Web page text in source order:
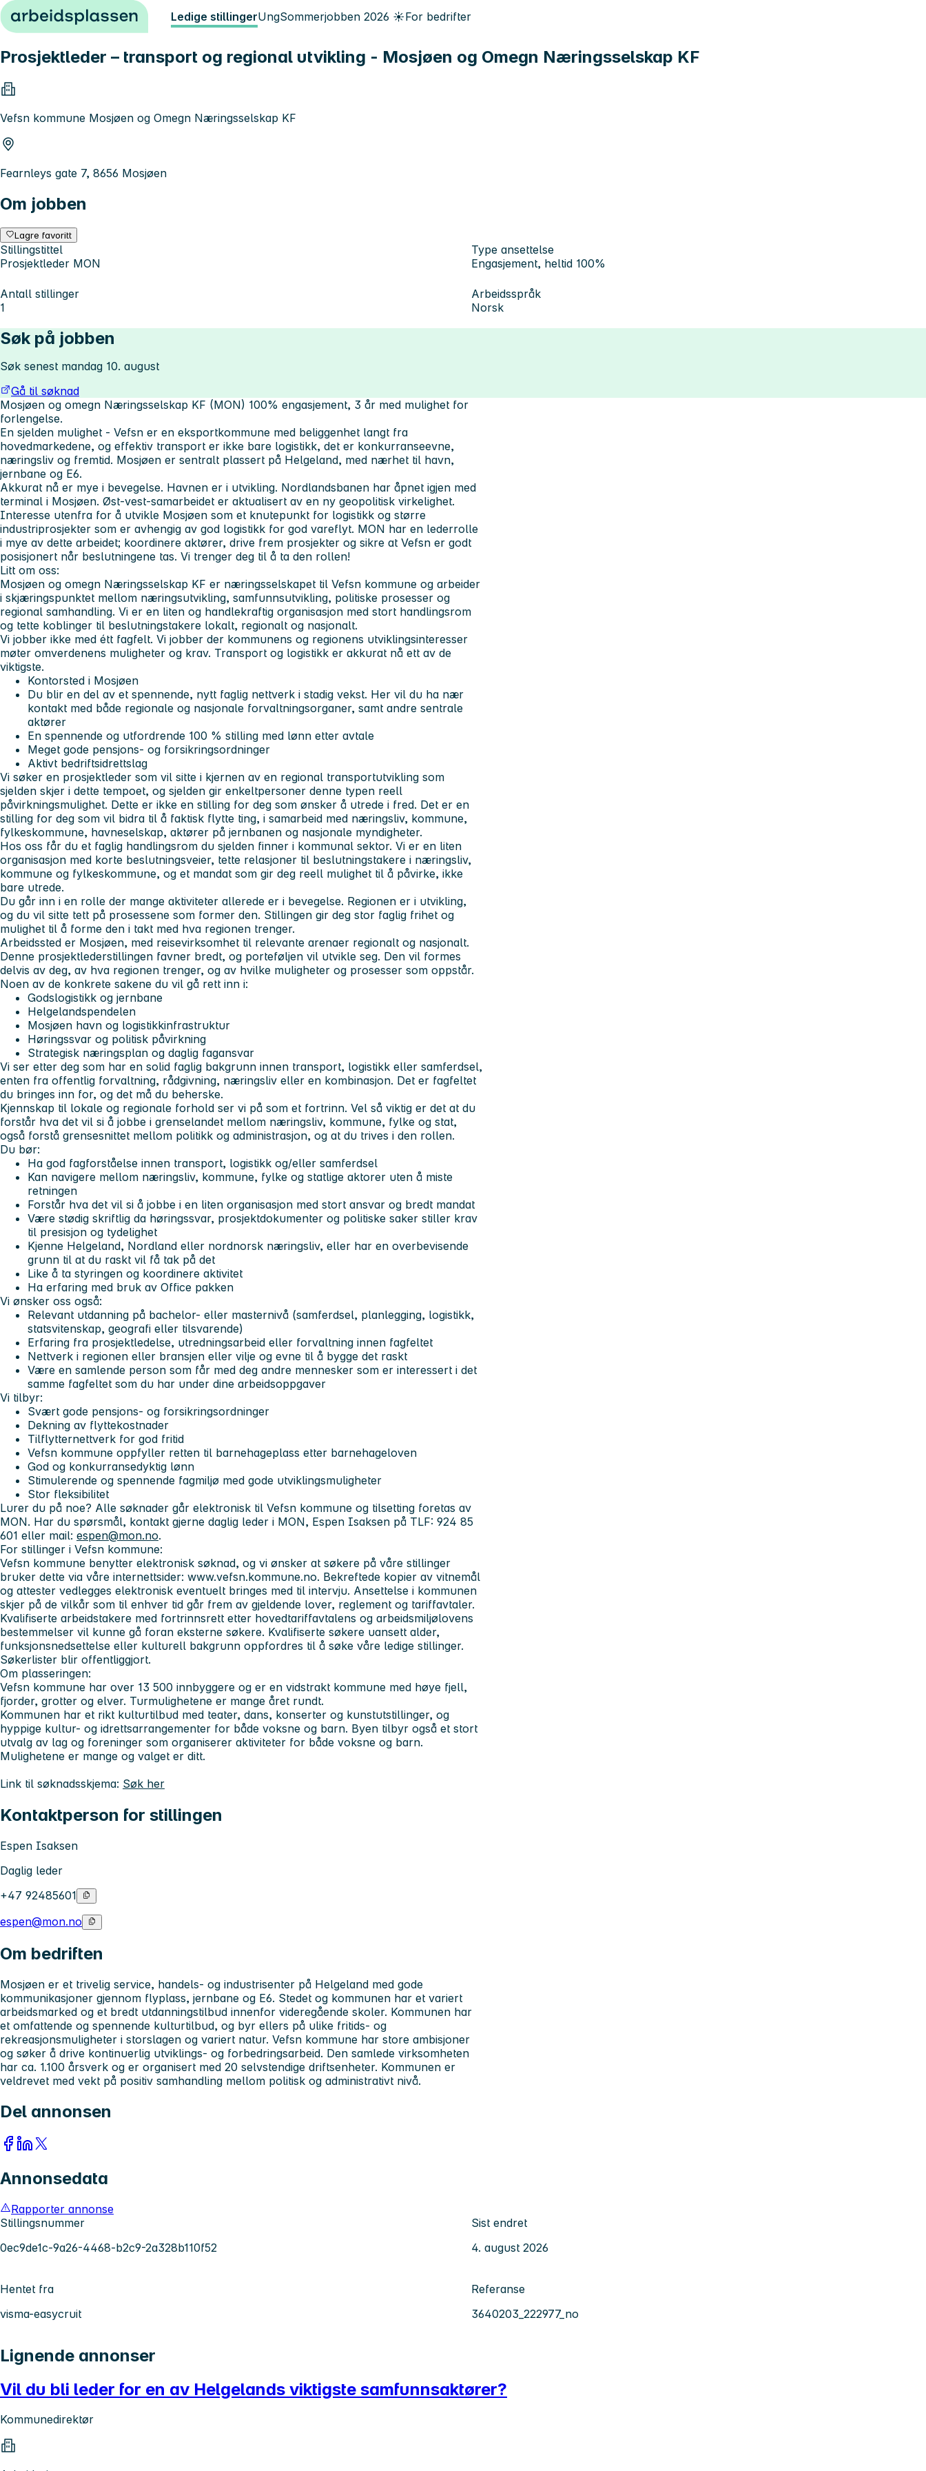
Hopp til innhold Ledige stillingerUngSommerjobben 2026 ☀️For bedrifter
Prosjektleder – transport og regional utvikling - Mosjøen og Omegn Næringsselskap KF
Vefsn kommune Mosjøen og Omegn Næringsselskap KF
Fearnleys gate 7, 8656 Mosjøen
Om jobben
Lagre favoritt
Stillingstittel
Prosjektleder MON
Type ansettelse
Engasjement, heltid 100%
Antall stillinger
1
Arbeidsspråk
Norsk
Søk på jobben
Søk senest mandag 10. august
Gå til søknad
Mosjøen og omegn Næringsselskap KF (MON) 100% engasjement, 3 år med mulighet for
forlengelse.
En sjelden mulighet - Vefsn er en eksportkommune med beliggenhet langt fra
hovedmarkedene, og effektiv transport er ikke bare logistikk, det er konkurranseevne,
næringsliv og fremtid. Mosjøen er sentralt plassert på Helgeland, med nærhet til havn,
jernbane og E6.
Akkurat nå er mye i bevegelse. Havnen er i utvikling. Nordlandsbanen har åpnet igjen med
terminal i Mosjøen. Øst-vest-samarbeidet er aktualisert av en ny geopolitisk virkelighet.
Interesse utenfra for å utvikle Mosjøen som et knutepunkt for logistikk og større
industriprosjekter som er avhengig av god logistikk for god vareflyt. MON har en lederrolle
i mye av dette arbeidet; koordinere aktører, drive frem prosjekter og sikre at Vefsn er godt
posisjonert når beslutningene tas. Vi trenger deg til å ta den rollen!
Litt om oss:
Mosjøen og omegn Næringsselskap KF er næringsselskapet til Vefsn kommune og arbeider
i skjæringspunktet mellom næringsutvikling, samfunnsutvikling, politiske prosesser og
regional samhandling. Vi er en liten og handlekraftig organisasjon med stort handlingsrom
og tette koblinger til beslutningstakere lokalt, regionalt og nasjonalt.
Vi jobber ikke med étt fagfelt. Vi jobber der kommunens og regionens utviklingsinteresser
møter omverdenens muligheter og krav. Transport og logistikk er akkurat nå ett av de
viktigste.
Kontorsted i Mosjøen
Du blir en del av et spennende, nytt faglig nettverk i stadig vekst. Her vil du ha nær
kontakt med både regionale og nasjonale forvaltningsorganer, samt andre sentrale
aktører
En spennende og utfordrende 100 % stilling med lønn etter avtale
Meget gode pensjons- og forsikringsordninger
Aktivt bedriftsidrettslag
Vi søker en prosjektleder som vil sitte i kjernen av en regional transportutvikling som
sjelden skjer i dette tempoet, og sjelden gir enkeltpersoner denne typen reell
påvirkningsmulighet. Dette er ikke en stilling for deg som ønsker å utrede i fred. Det er en
stilling for deg som vil bidra til å faktisk flytte ting, i samarbeid med næringsliv, kommune,
fylkeskommune, havneselskap, aktører på jernbanen og nasjonale myndigheter.
Hos oss får du et faglig handlingsrom du sjelden finner i kommunal sektor. Vi er en liten
organisasjon med korte beslutningsveier, tette relasjoner til beslutningstakere i næringsliv,
kommune og fylkeskommune, og et mandat som gir deg reell mulighet til å påvirke, ikke
bare utrede.
Du går inn i en rolle der mange aktiviteter allerede er i bevegelse. Regionen er i utvikling,
og du vil sitte tett på prosessene som former den. Stillingen gir deg stor faglig frihet og
mulighet til å forme den i takt med hva regionen trenger.
Arbeidssted er Mosjøen, med reisevirksomhet til relevante arenaer regionalt og nasjonalt.
Denne prosjektlederstillingen favner bredt, og porteføljen vil utvikle seg. Den vil formes
delvis av deg, av hva regionen trenger, og av hvilke muligheter og prosesser som oppstår.
Noen av de konkrete sakene du vil gå rett inn i:
Godslogistikk og jernbane
Helgelandspendelen
Mosjøen havn og logistikkinfrastruktur
Høringssvar og politisk påvirkning
Strategisk næringsplan og daglig fagansvar
Vi ser etter deg som har en solid faglig bakgrunn innen transport, logistikk eller samferdsel,
enten fra offentlig forvaltning, rådgivning, næringsliv eller en kombinasjon. Det er fagfeltet
du bringes inn for, og det må du beherske.
Kjennskap til lokale og regionale forhold ser vi på som et fortrinn. Vel så viktig er det at du
forstår hva det vil si å jobbe i grenselandet mellom næringsliv, kommune, fylke og stat,
også forstå grensesnittet mellom politikk og administrasjon, og at du trives i den rollen.
Du bør:
Ha god fagforståelse innen transport, logistikk og/eller samferdsel
Kan navigere mellom næringsliv, kommune, fylke og statlige aktorer uten å miste
retningen
Forstår hva det vil si å jobbe i en liten organisasjon med stort ansvar og bredt mandat
Være stødig skriftlig da høringssvar, prosjektdokumenter og politiske saker stiller krav
til presisjon og tydelighet
Kjenne Helgeland, Nordland eller nordnorsk næringsliv, eller har en overbevisende
grunn til at du raskt vil få tak på det
Like å ta styringen og koordinere aktivitet
Ha erfaring med bruk av Office pakken
Vi ønsker oss også:
Relevant utdanning på bachelor- eller masternivå (samferdsel, planlegging, logistikk,
statsvitenskap, geografi eller tilsvarende)
Erfaring fra prosjektledelse, utredningsarbeid eller forvaltning innen fagfeltet
Nettverk i regionen eller bransjen eller vilje og evne til å bygge det raskt
Være en samlende person som får med deg andre mennesker som er interessert i det
samme fagfeltet som du har under dine arbeidsoppgaver
Vi tilbyr:
Svært gode pensjons- og forsikringsordninger
Dekning av flyttekostnader
Tilflytternettverk for god fritid
Vefsn kommune oppfyller retten til barnehageplass etter barnehageloven
God og konkurransedyktig lønn
Stimulerende og spennende fagmiljø med gode utviklingsmuligheter
Stor fleksibilitet
Lurer du på noe? Alle søknader går elektronisk til Vefsn kommune og tilsetting foretas av
MON. Har du spørsmål, kontakt gjerne daglig leder i MON, Espen Isaksen på TLF: 924 85
601 eller mail: espen@mon.no.
For stillinger i Vefsn kommune:
Vefsn kommune benytter elektronisk søknad, og vi ønsker at søkere på våre stillinger
bruker dette via våre internettsider: www.vefsn.kommune.no. Bekreftede kopier av vitnemål
og attester vedlegges elektronisk eventuelt bringes med til intervju. Ansettelse i kommunen
skjer på de vilkår som til enhver tid går frem av gjeldende lover, reglement og tariffavtaler.
Kvalifiserte arbeidstakere med fortrinnsrett etter hovedtariffavtalens og arbeidsmiljølovens
bestemmelser vil kunne gå foran eksterne søkere. Kvalifiserte søkere uansett alder,
funksjonsnedsettelse eller kulturell bakgrunn oppfordres til å søke våre ledige stillinger.
Søkerlister blir offentliggjort.
Om plasseringen:
Vefsn kommune har over 13 500 innbyggere og er en vidstrakt kommune med høye fjell,
fjorder, grotter og elver. Turmulighetene er mange året rundt.
Kommunen har et rikt kulturtilbud med teater, dans, konserter og kunstutstillinger, og
hyppige kultur- og idrettsarrangementer for både voksne og barn. Byen tilbyr også et stort
utvalg av lag og foreninger som organiserer aktiviteter for både voksne og barn.
Mulighetene er mange og valget er ditt.
Link til søknadsskjema: Søk her
Kontaktperson for stillingen
Espen Isaksen
Daglig leder
+47 92485601
espen@mon.no
Om bedriften
Mosjøen er et trivelig service, handels- og industrisenter på Helgeland med gode
kommunikasjoner gjennom flyplass, jernbane og E6. Stedet og kommunen har et variert
arbeidsmarked og et bredt utdanningstilbud innenfor videregående skoler. Kommunen har
et omfattende og spennende kulturtilbud, og byr ellers på ulike fritids- og
rekreasjonsmuligheter i storslagen og variert natur. Vefsn kommune har store ambisjoner
og søker å drive kontinuerlig utviklings- og forbedringsarbeid. Den samlede virksomheten
har ca. 1.100 årsverk og er organisert med 20 selvstendige driftsenheter. Kommunen er
veldrevet med vekt på positiv samhandling mellom politisk og administrativt nivå.
Del annonsen
Annonsedata
Rapporter annonse
Stillingsnummer
0ec9de1c-9a26-4468-b2c9-2a328b110f52
Sist endret
4. august 2026
Hentet fra
visma-easycruit
Referanse
3640203_222977_no
Lignende annonser
Vil du bli leder for en av Helgelands viktigste samfunnsaktører?
Kommunedirektør